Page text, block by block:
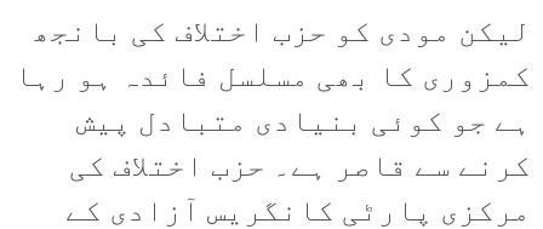
لیکن مودی کو حزب اختلاف کی بانجھ
کمزوری کا بھی مسلسل فائدہ ہو رہا
ہے جو کوئی بنیادی متبادل پیش
کرنے سے قاصر ہے۔ حزب اختلاف کی
مرکزی پارٹی کانگریس آزادی کے